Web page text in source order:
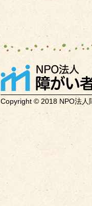
Copyright © 2018 NPO法人